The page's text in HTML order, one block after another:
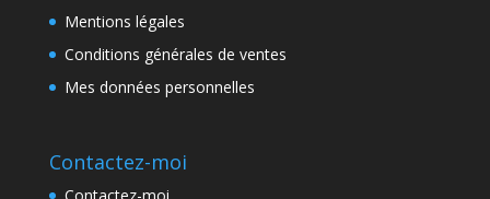
Mentions légales
Conditions générales de ventes
Mes données personnelles
Contactez-moi